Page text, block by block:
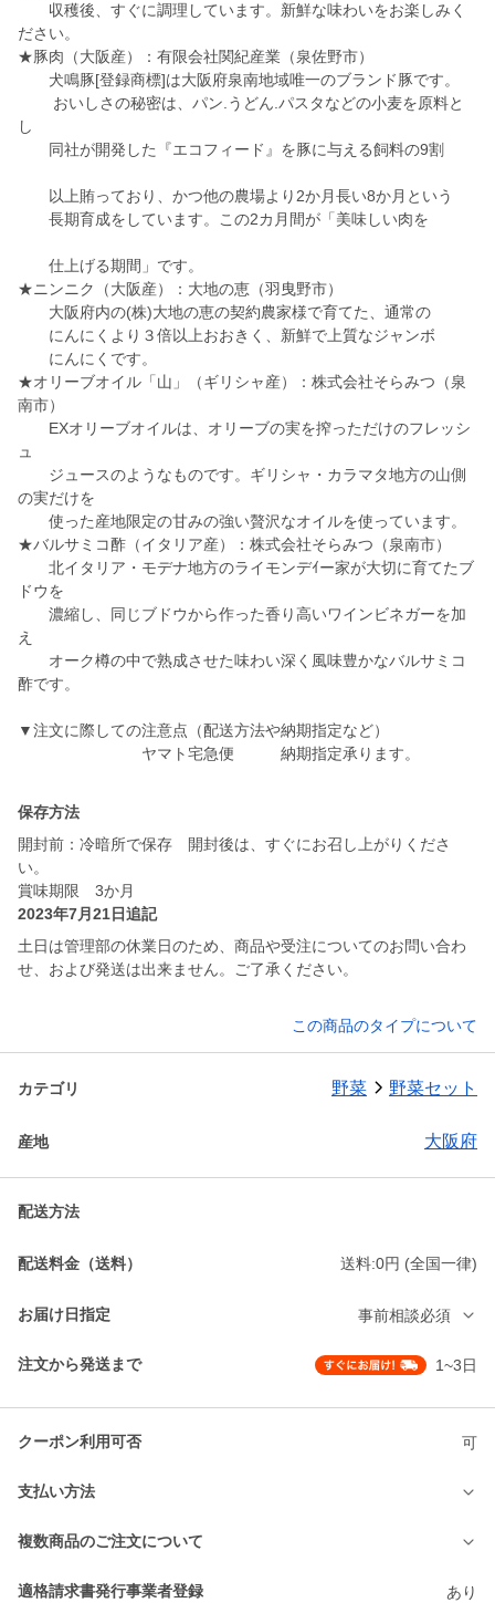
収穫後、すぐに調理しています。新鮮な味わいをお楽しみく
ださい。
★豚肉（大阪産）：有限会社関紀産業（泉佐野市）
犬鳴豚[登録商標]は大阪府泉南地域唯一のブランド豚です。
おいしさの秘密は、パン.うどん.パスタなどの小麦を原料と
し
同社が開発した『エコフィード』を豚に与える飼料の9割
以上賄っており、かつ他の農場より2か月長い8か月という
長期育成をしています。この2カ月間が「美味しい肉を
仕上げる期間」です。
★ニンニク（大阪産）：大地の恵（羽曳野市）
大阪府内の(株)大地の恵の契約農家様で育てた、通常の
にんにくより３倍以上おおきく、新鮮で上質なジャンボ
にんにくです。
★オリーブオイル「山」（ギリシャ産）：株式会社そらみつ（泉
南市）
EXオリーブオイルは、オリーブの実を搾っただけのフレッシ
ュ
ジュースのようなものです。ギリシャ・カラマタ地方の山側
の実だけを
使った産地限定の甘みの強い贅沢なオイルを使っています。
★バルサミコ酢（イタリア産）：株式会社そらみつ（泉南市）
北イタリア・モデナ地方のライモンデｲー家が大切に育てたブ
ドウを
濃縮し、同じブドウから作った香り高いワインビネガーを加
え
オーク樽の中で熟成させた味わい深く風味豊かなバルサミコ
酢です。
▼注文に際しての注意点（配送方法や納期指定など）
ヤマト宅急便 納期指定承ります。
保存方法
開封前：冷暗所で保存 開封後は、すぐにお召し上がりくださ
い。
賞味期限 3か月
2023年7月21日追記
土日は管理部の休業日のため、商品や受注についてのお問い合わ
せ、および発送は出来ません。ご了承ください。
この商品のタイプについて
カテゴリ 野菜 野菜セット
産地 大阪府
配送方法
配送料金（送料） 送料:0円 (全国一律)
お届け日指定 事前相談必須
注文から発送まで 1~3日
クーポン利用可否 可
支払い方法
複数商品のご注文について
適格請求書発行事業者登録 あり